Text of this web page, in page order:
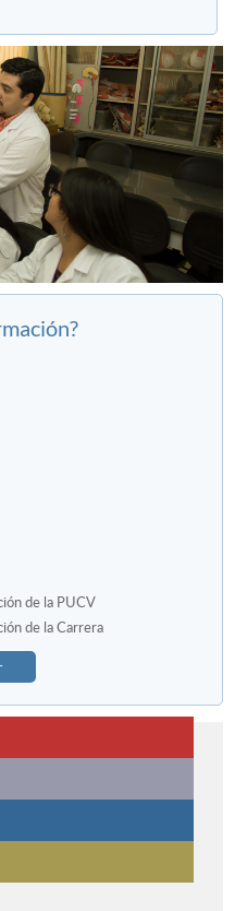
de la PUCV
de la Carrera